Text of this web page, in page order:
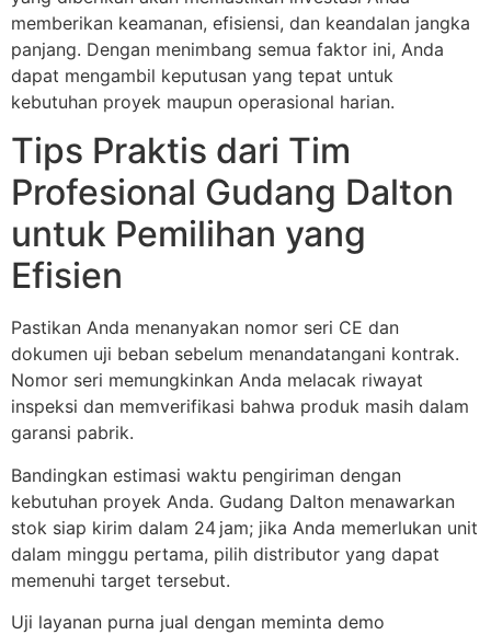
memberikan keamanan, efisiensi, dan keandalan jangka
panjang. Dengan menimbang semua faktor ini, Anda
dapat mengambil keputusan yang tepat untuk
kebutuhan proyek maupun operasional harian.
Tips Praktis dari Tim
Profesional Gudang Dalton
untuk Pemilihan yang
Efisien
Pastikan Anda menanyakan nomor seri CE dan
dokumen uji beban sebelum menandatangani kontrak.
Nomor seri memungkinkan Anda melacak riwayat
inspeksi dan memverifikasi bahwa produk masih dalam
garansi pabrik.
Bandingkan estimasi waktu pengiriman dengan
kebutuhan proyek Anda. Gudang Dalton menawarkan
stok siap kirim dalam 24 jam; jika Anda memerlukan unit
dalam minggu pertama, pilih distributor yang dapat
memenuhi target tersebut.
Uji layanan purna jual dengan meminta demo